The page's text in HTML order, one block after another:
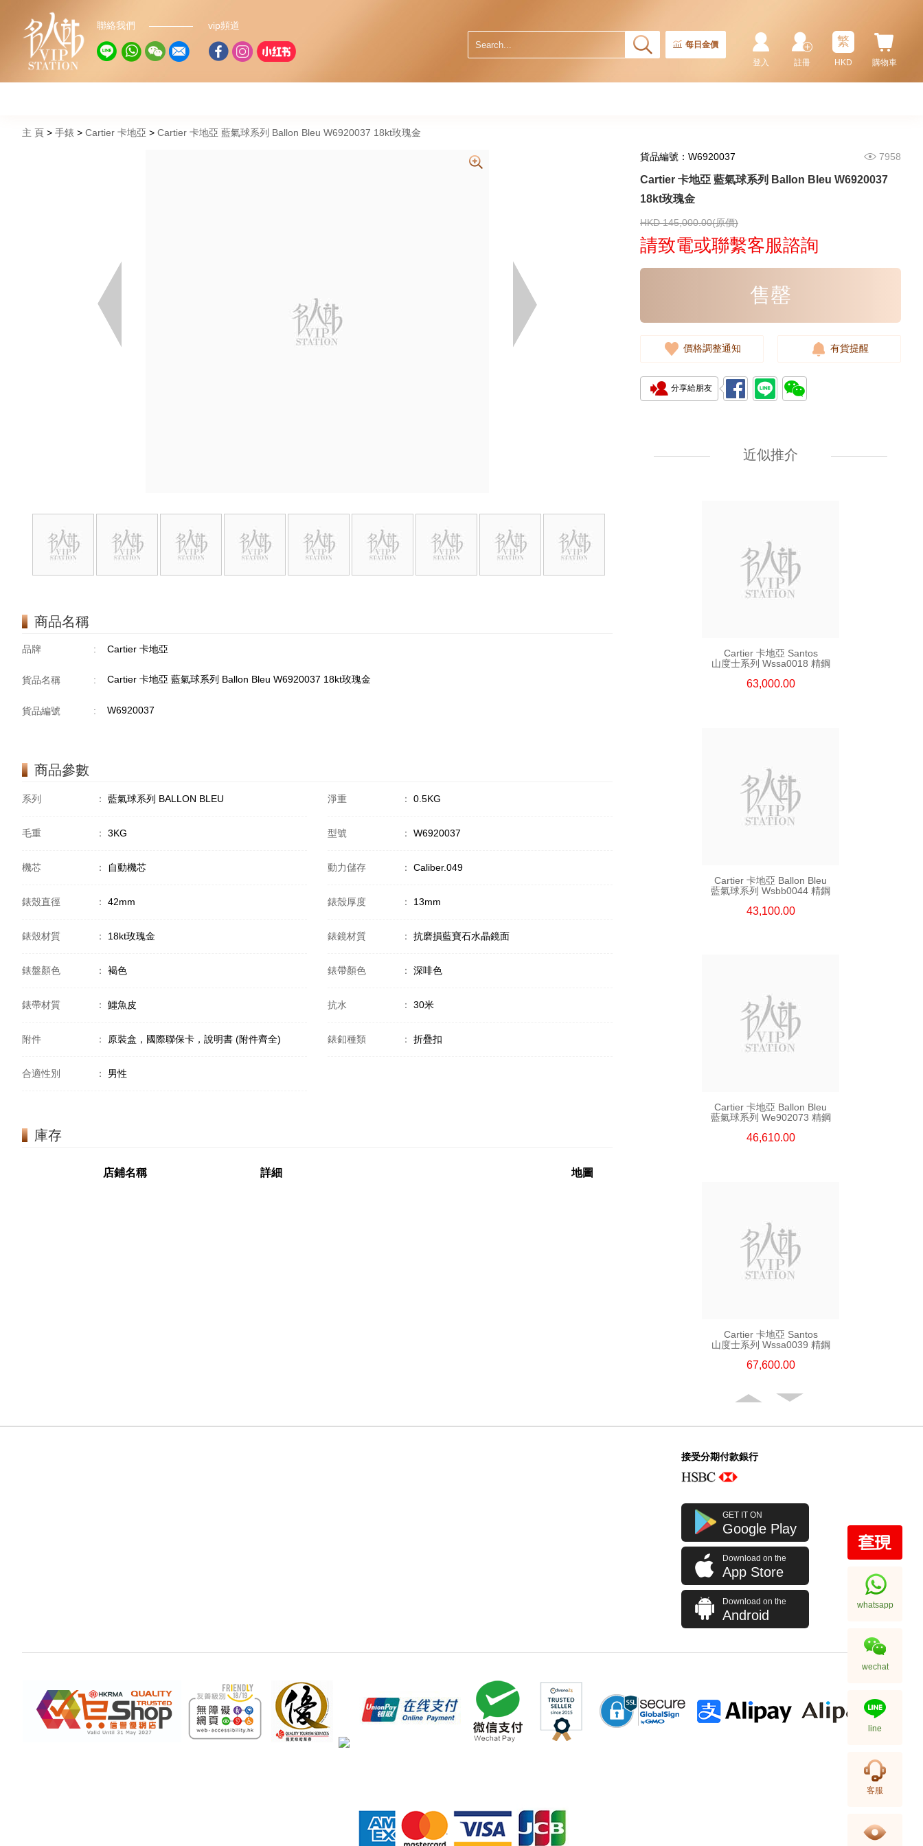
聯絡我們 vip頻道
每日金價
購物車
繁
HKD
註冊
登入
主 頁 手錶 Cartier 卡地亞 Cartier 卡地亞 藍氣球系列 Ballon Bleu W6920037 18kt玫瑰金
商品名稱
品牌 : Cartier 卡地亞
貨品名稱 : Cartier 卡地亞 藍氣球系列 Ballon Bleu W6920037 18kt玫瑰金
貨品編號 : W6920037
商品參數
系列 ： 藍氣球系列 BALLON BLEU 淨重 ： 0.5KG
毛重 ： 3KG 型號 ： W6920037
機芯 ： 自動機芯 動力儲存 ： Caliber.049
錶殼直徑 ： 42mm 錶殼厚度 ： 13mm
錶殼材質 ： 18kt玫瑰金 錶鏡材質 ： 抗磨損藍寶石水晶鏡面
錶盤顏色 ： 褐色 錶帶顏色 ： 深啡色
錶帶材質 ： 鱷魚皮 抗水 ： 30米
附件 ： 原裝盒，國際聯保卡，說明書 (附件齊全) 錶釦種類 ： 折疊扣
合適性別 ： 男性
庫存
店鋪名稱 詳細 地圖
貨品編號：W6920037 7958
Cartier 卡地亞 藍氣球系列 Ballon Bleu W6920037
18kt玫瑰金
HKD 145,000.00(原價)
請致電或聯繫客服諮詢
售罄
價格調整通知 有貨提醒
分享給朋友
近似推介
38,000.00
Cartier 卡地亞 Santos
山度士系列 Wssa0018 精鋼
63,000.00
Cartier 卡地亞 Ballon Bleu
藍氣球系列 Wsbb0044 精鋼
43,100.00
Cartier 卡地亞 Ballon Bleu
藍氣球系列 We902073 精鋼
46,610.00
Cartier 卡地亞 Santos
山度士系列 Wssa0039 精鋼
67,600.00
Cartier 卡地亞 Tank 坦克系列
W5310025 18kt白金
195,000.00
接受分期付款銀行
GET IT ON
Google Play
Download on the
App Store
Download on the
Android
whatsapp
wechat
line
客服